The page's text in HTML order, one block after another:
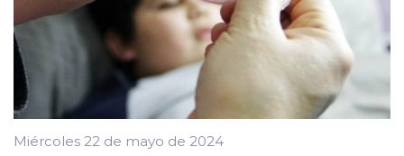
Miércoles 22 de mayo de 2024